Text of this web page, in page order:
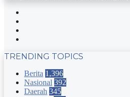
TRENDING TOPICS
Berita 1,396
Nasional 392
Daerah 345